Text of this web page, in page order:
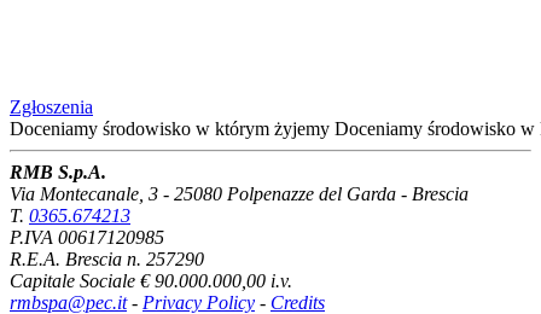
Zgłoszenia
Doceniamy środowisko w którym żyjemy Doceniamy środowisko w
RMB S.p.A.
Via Montecanale, 3 - 25080 Polpenazze del Garda - Brescia
T. 0365.674213
P.IVA 00617120985
R.E.A. Brescia n. 257290
Capitale Sociale € 90.000.000,00 i.v.
rmbspa@pec.it- Privacy Policy - Credits